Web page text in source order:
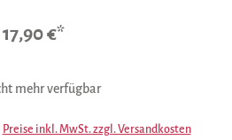
17,90 €*
mehr verfügbar
Preise inkl. MwSt. zzgl. Versandkosten